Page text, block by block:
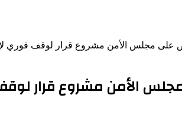
على مجلس الأمن مشروع قرار لوقف فوري
الأمن مشروع قرار